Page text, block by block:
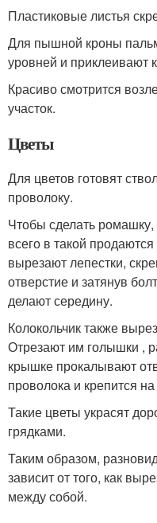
Пластиковые листья
Для пышной кроны
уровней и приклеивают
Красиво смотрится
участок.
Цветы
Для цветов готовят
проволоку.
Чтобы сделать
всего в такой
вырезают лепестки,
отверстие и затянув
делают середину.
Колокольчик также
Отрезают им голышки ,
крышке прокалывают
проволока и крепится
Такие цветы украсят
грядками.
Таким образом,
зависит от того, как
между собой.